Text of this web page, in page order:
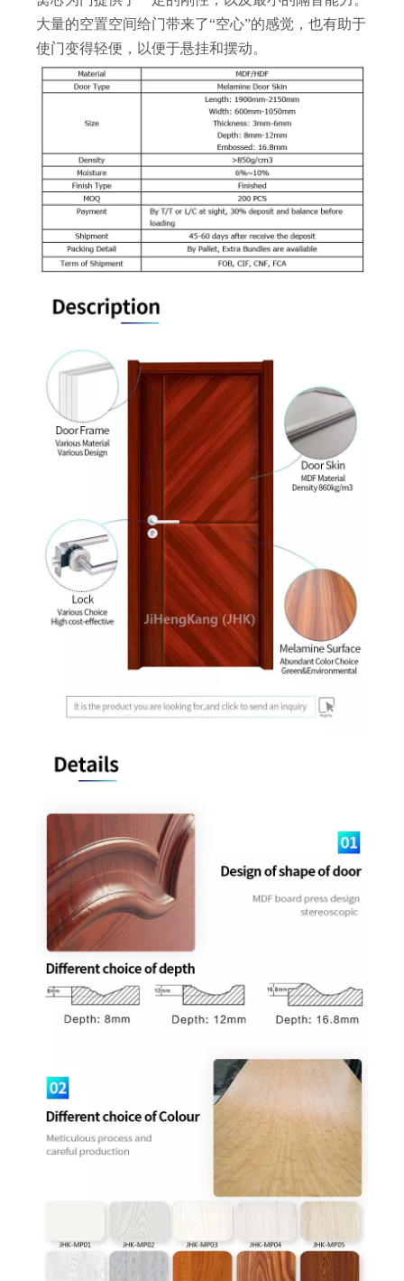
定制单色三聚氰胺门
深棕色三聚氰胺平移门
正面设计 MDF 模压三聚氰胺门 木门设计三聚氰胺门
浅灰色三聚氰胺门 简约色MDF木门
中空卧室齐平三聚氰胺门
大量的空置空间给门带来了“空心”的感觉，也有助于
使门变得轻便，以便于悬挂和摆动。